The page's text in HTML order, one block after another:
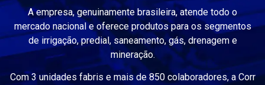
A empresa, genuinamente brasileira, atende todo o
mercado nacional e oferece produtos para os segmentos
de irrigação, predial, saneamento, gás, drenagem e
mineração.
Com 3 unidades fabris e mais de 850 colaboradores, a Corr